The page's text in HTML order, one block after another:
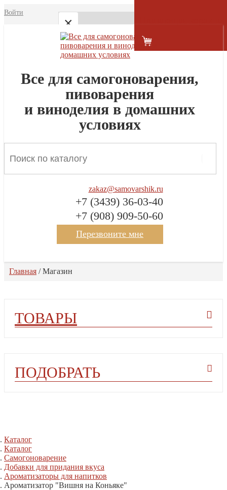
Войти
Toggle
navigation
×
Меню
Магазин
О нас
Отзывы
Доставка и оплата
Контакты
Закрыть
Все для самогоноварения,
пивоварения
и виноделия в домашних
условиях
zakaz@samovarshik.ru
+7 (3439) 36-03-40
+7 (908) 909-50-60
Перезвоните мне
Главная / Магазин
ТОВАРЫ
ПОДОБРАТЬ
Каталог
Каталог
Самогоноварение
Добавки для придания вкуса
Ароматизаторы для напитков
Ароматизатор "Вишня на Коньяке"